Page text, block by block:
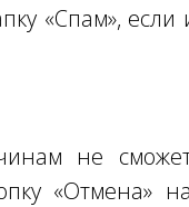
«Спам», если
не
«Отмена»